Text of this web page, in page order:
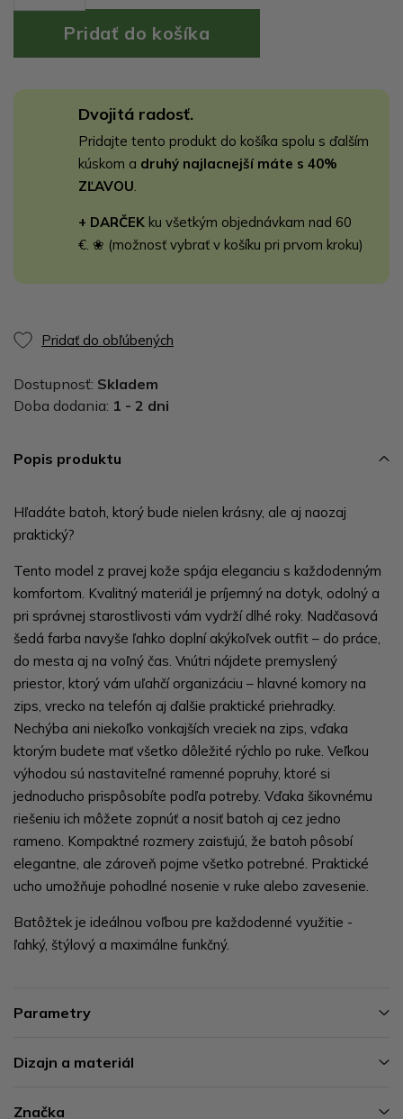
Dvojitá radosť.
Pridajte tento produkt do košíka spolu s ďalším
kúskom a druhý najlacnejší máte s 40%
ZĽAVOU
+ DARČEK ku všetkým objednávkam nad 60
€. ❀ (možnosť vybrať v košíku pri prvom kroku)
Pridať do obľúbených
Dostupnosť: Skladem
Doba dodania: 1 - 2 dni
Popis produktu
Hľadáte batoh, ktorý bude nielen krásny, ale aj naozaj
praktický?
Tento model z pravej kože spája eleganciu s každodenným
komfortom. Kvalitný materiál je príjemný na dotyk, odolný a
pri správnej starostlivosti vám vydrží dlhé roky. Nadčasová
šedá farba navyše ľahko doplní akýkoľvek outfit – do práce,
do mesta aj na voľný čas. Vnútri nájdete premyslený
priestor, ktorý vám uľahčí organizáciu – hlavné komory na
zips, vrecko na telefón aj ďalšie praktické priehradky.
Nechýba ani niekoľko vonkajších vreciek na zips, vďaka
ktorým budete mať všetko dôležité rýchlo po ruke. Veľkou
výhodou sú nastaviteľné ramenné popruhy, ktoré si
jednoducho prispôsobíte podľa potreby. Vďaka šikovnému
riešeniu ich môžete zopnúť a nosiť batoh aj cez jedno
rameno. Kompaktné rozmery zaisťujú, že batoh pôsobí
elegantne, ale zároveň pojme všetko potrebné. Praktické
ucho umožňuje pohodlné nosenie v ruke alebo zavesenie.
Batôžtek je ideálnou voľbou pre každodenné využitie -
ľahký, štýlový a maximálne funkčný.
Parametry
Dizajn a materiál
Značka